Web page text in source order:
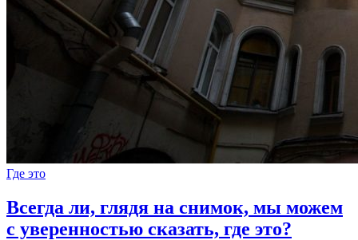
Где это
Всегда ли, глядя на снимок, мы можем
с уверенностью сказать, где это?